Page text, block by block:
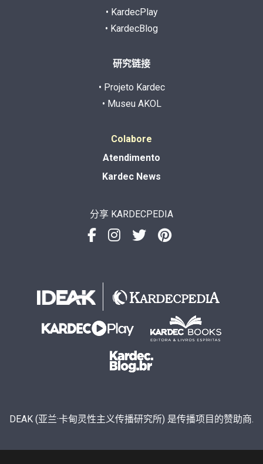
• KardecPlay
• KardecBlog
研究链接
• Projeto Kardec
• Museu AKOL
Colabore
Atendimento
Kardec News
分享 KARDECPEDIA
DEAK (亚兰·卡甸灵性主义传播研究所) 是传播项目的赞助商.